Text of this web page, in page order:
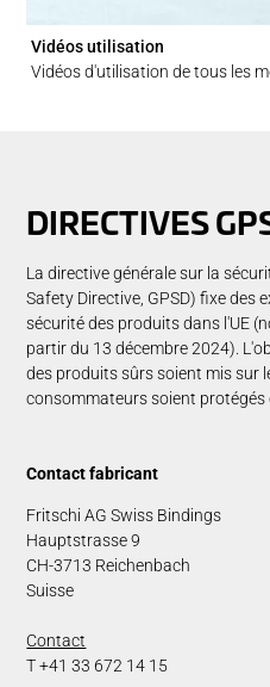
Vidéos utilisation
Vidéos d'utilisation de tous les
DIRECTIVES
La directive générale sur la
Safety Directive, GPSD) fixe des
sécurité des produits dans l'UE
partir du 13 décembre 2024).
des produits sûrs soient mis sur
consommateurs soient protégés
Contact fabricant
Fritschi AG Swiss Bindings
Hauptstrasse 9
CH-3713 Reichenbach
Suisse
Contact
T +41 33 672 14 15